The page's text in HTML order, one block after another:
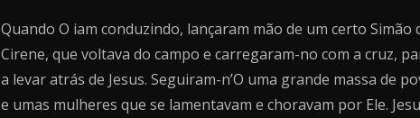
para
diminuir
o
Quando O iam conduzindo, lançaram mão de um certo Simão
Cirene, que voltava do campo e carregaram-no com a cruz,
a levar atrás de Jesus. Seguiram-n’O uma grande massa de
e umas mulheres que se lamentavam e choravam por Ele.